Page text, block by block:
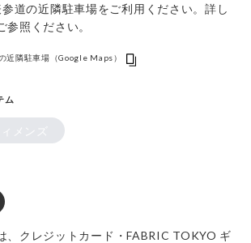
道の近隣駐車場をご利用ください。詳し
参照ください。
近隣駐車場（Google Maps）
ム
メンズ
、クレジットカード・FABRIC TOKYO ギ